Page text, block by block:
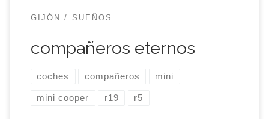
GIJÓN SUEÑOS
compañeros eternos
coches compañeros mini
mini cooper r19 r5